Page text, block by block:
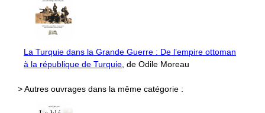
La Turquie dans la Grande Guerre : De l’empire ottoman
à la république de Turquie, de Odile Moreau
> Autres ouvrages dans la même catégorie :